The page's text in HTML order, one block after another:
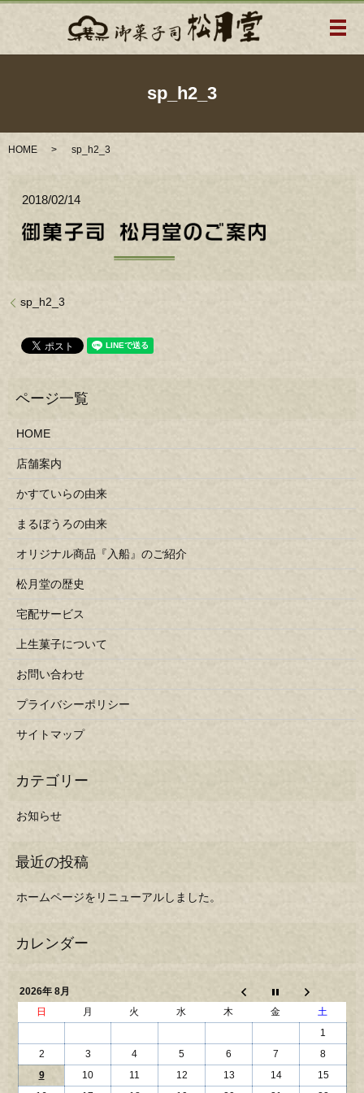
メ
sp_h2_3
HOME sp_h2_3
2018/02/14
sp_h2_3
HOME
店舗案内
かすていらの由来
まるぼうろの由来
オリジナル商品『入船』のご紹介
松月堂の歴史
宅配サービス
上生菓子について
お問い合わせ
プライバシーポリシー
サイトマップ
お知らせ
ホームページをリニューアルしました。
2026年 8月
日
月 火 水 木 金
土
1
2
3 4 5 6 7
8
9
10 11 12 13 14
15